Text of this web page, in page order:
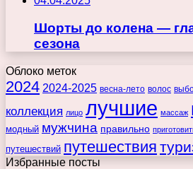
Шорты до колена —
сезона
Облоко меток
2024 2024-2025 весна-лето волос
коллекция лицо лучшие массаж
модный мужчина правильно
путешествий путешествия
Избранные посты